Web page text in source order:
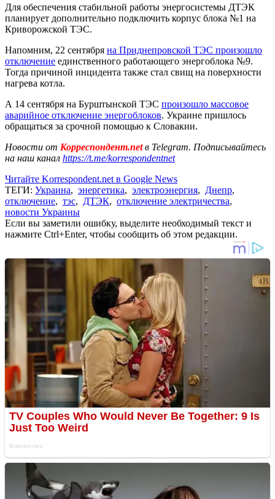
Для обеспечения стабильной работы энергосистемы ДТЭК
планирует дополнительно подключить корпус блока №1 на
Криворожской ТЭС.
Напомним, 22 сентября на Приднепровской ТЭС произошло
отключение единственного работающего энергоблока №9.
Тогда причиной инцидента также стал свищ на поверхности
нагрева котла.
А 14 сентября на Бурштынской ТЭС произошло массовое
аварийное отключение энергоблоков. Украине пришлось
обращаться за срочной помощью к Словакии.
Новости от Корреспондент.netв Telegram. Подписывайтесь
на наш канал https://t.me/korrespondentnet
Читайте Korrespondent.net в Google News
ТЕГИ: Украина, энергетика, электроэнергия, Днепр,
отключение, тэс, ДТЭК, отключение электричества,
новости Украины
Если вы заметили ошибку, выделите необходимый текст и
нажмите Ctrl+Enter, чтобы сообщить об этом редакции.